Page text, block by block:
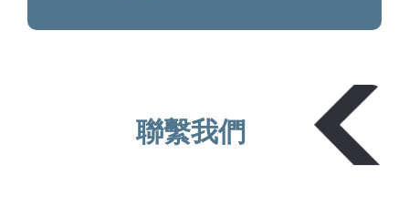
聯繫我們